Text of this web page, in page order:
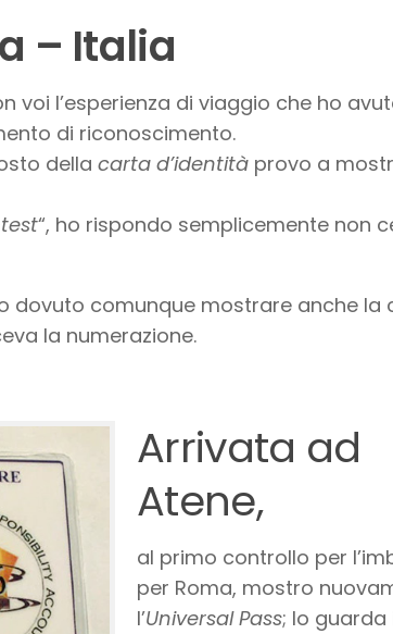
– Italia
voi l’esperienza di viaggio che ho
di riconoscimento.
della carta d’identità provo a
“, ho rispondo semplicemente non
dovuto comunque mostrare anche la
la numerazione.
Arrivata ad
Atene,
al primo controllo per
per Roma, mostro
l’Universal Pass; lo guarda